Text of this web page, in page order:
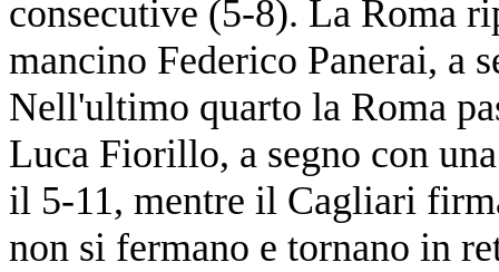
consecutive (5-8). La Roma
mancino Federico Panerai, a
Nell'ultimo quarto la Roma
Luca Fiorillo, a segno con
il 5-11, mentre il Cagliari
non si fermano e tornano in